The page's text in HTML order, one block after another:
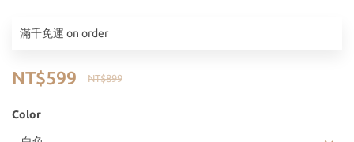
滿千免運 on order
NT$899
NT$599
Color